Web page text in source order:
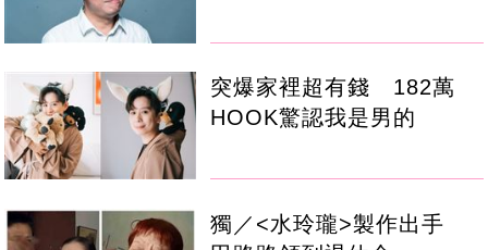
突爆家裡超有錢 182萬
HOOK驚認我是男的
獨／<水玲瓏>製作出手